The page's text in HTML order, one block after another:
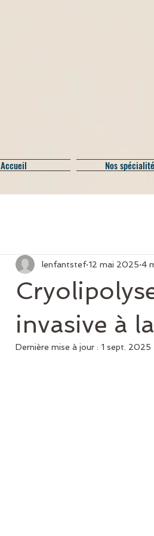
Accueil Nos
invasive à
lenfantstef 12 mai 2025 4
Dernière mise à jour : 1 sept. 2025